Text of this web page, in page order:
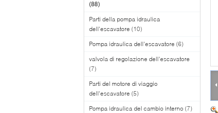
(88)
Parti della pompa idraulica
dell'escavatore (10)
Pompa idraulica dell'escavatore (6)
valvola di regolazione dell'escavatore
(7)
Parti del motore di viaggio
dell'escavatore (5)
Pompa idraulica del cambio interno (7)